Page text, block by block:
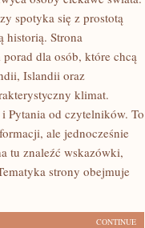
spotyka się z prostotą
historią. Strona
porad dla osób, które chcą
Islandii oraz
klimat.
Pytania od czytelników. To
ale jednocześnie
tu znaleźć wskazówki,
strony obejmuje
CONTINUE